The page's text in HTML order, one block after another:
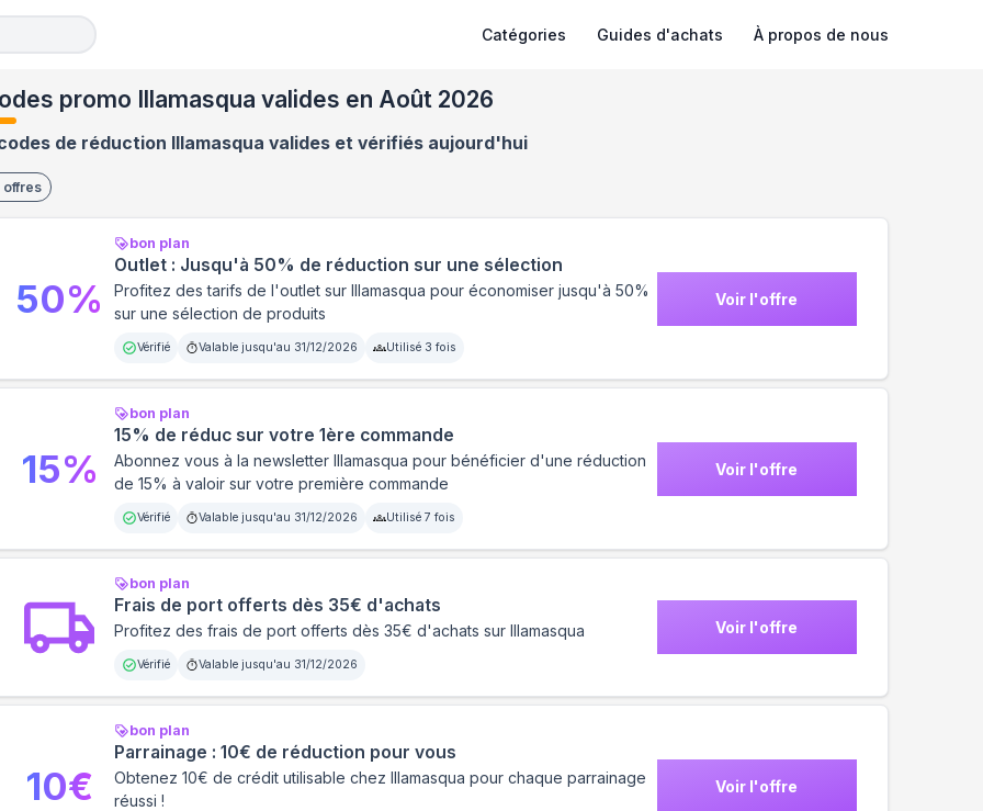
Catégories Guides d'achats À propos de nous
promo Illamasqua valides en Août 2026
de réduction Illamasqua valides et vérifiés aujourd'hui
offres
bon plan
Outlet : Jusqu'à 50% de réduction sur une sélection
Profitez des tarifs de l'outlet sur Illamasqua pour économiser jusqu'à 50%
sur une sélection de produits
Vérifié Valable jusqu'au 31/12/2026 Utilisé 3 fois
Voir l'offre
50%
bon plan
15% de réduc sur votre 1ère commande
Abonnez vous à la newsletter Illamasqua pour bénéficier d'une réduction
de 15% à valoir sur votre première commande
Vérifié Valable jusqu'au 31/12/2026 Utilisé 7 fois
Voir l'offre
15%
bon plan
Frais de port offerts dès 35€ d'achats
Profitez des frais de port offerts dès 35€ d'achats sur Illamasqua
Vérifié Valable jusqu'au 31/12/2026
Voir l'offre
bon plan
Parrainage : 10€ de réduction pour vous
Obtenez 10€ de crédit utilisable chez Illamasqua pour chaque parrainage
réussi !
Voir l'offre
10€